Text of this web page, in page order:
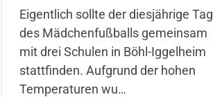
Eigentlich sollte der diesjährige Tag
des Mädchenfußballs gemeinsam
mit drei Schulen in Böhl-Iggelheim
stattfinden. Aufgrund der hohen
Temperaturen wu…